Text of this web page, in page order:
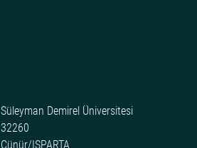
Süleyman Demirel Üniversitesi
32260
Çünür/ISPARTA